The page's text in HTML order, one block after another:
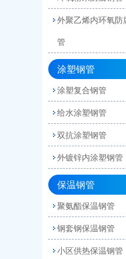
外聚乙烯内环氧防
管
涂塑钢管
涂塑复合钢管
给水涂塑钢管
双抗涂塑钢管
外镀锌内涂塑钢管
保温钢管
聚氨酯保温钢管
钢套钢保温钢管
小区供热保温钢管